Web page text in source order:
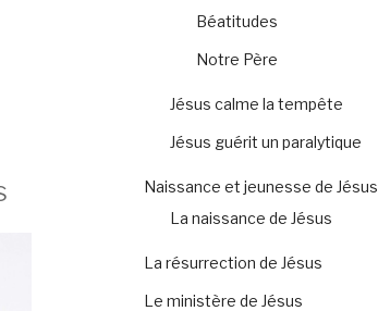
Béatitudes
Notre Père
Jésus calme la tempête
Jésus guérit un paralytique
Naissance et jeunesse de Jésus
La naissance de Jésus
La résurrection de Jésus
Le ministère de Jésus